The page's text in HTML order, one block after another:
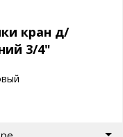
кран д/
3/4"